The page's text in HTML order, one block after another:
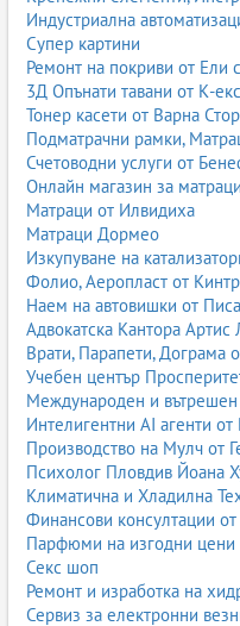
Индустриална
Супер картини
Ремонт на покриви от Ели
3Д Опънати тавани от К-
Тонер касети от Варна Стор
Подматрачни рамки,
Счетоводни услуги от
Онлайн магазин за
Матраци от Илвидиха
Матраци Дормео
Изкупуване на
Фолио, Аеропласт от
Наем на автовишки от
Адвокатска Кантора Артис
Врати, Парапети, Дограма
Учебен център
Международен и вътрешен
Интелигентни AI агенти
Производство на Мулч от
Психолог Пловдив Йоана
Климатична и Хладилна
Финансови консултации
Парфюми на изгодни цени
Секс шоп
Ремонт и изработка на
Сервиз за електронни